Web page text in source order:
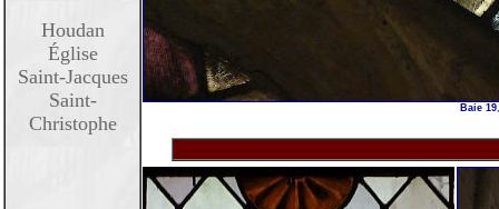
Houdan
Église
Saint-Jacques
Saint-
Christophe
Baie 19